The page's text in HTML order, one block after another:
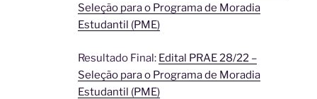
Seleção para o Programa de Moradia
Estudantil (PME)
Resultado Final: Edital PRAE 28/22 –
Seleção para o Programa de Moradia
Estudantil (PME)